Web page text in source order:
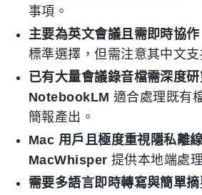
事項。
主要為英文會議且需即時協作
標準選擇，但需注意其中文支
已有大量會議錄音檔需深度研
NotebookLM 適合處理既有
簡報產出。
Mac 用戶且極度重視隱私離
MacWhisper 提供本地端處
需要多語言即時轉寫與簡單摘